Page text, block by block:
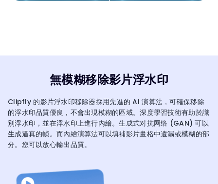
無模糊移除影片浮水印
Clipfly 的影片浮水印移除器採用先進的 AI 演算法，可確保移除
的浮水印品質優良，不會出現模糊的區域。深度學習技術有助於識
別浮水印，並在浮水印上進行內繪。生成式对抗网络 (GAN) 可以
生成逼真的帧。而內繪演算法可以填補影片畫格中遺漏或模糊的部
分。您可以放心輸出品質。